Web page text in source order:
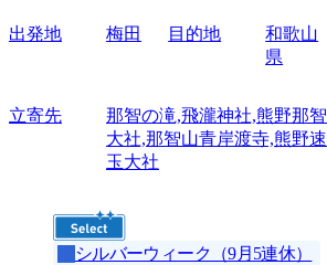
出発地 梅田 目的地
和歌山
県
立寄先
那智の滝,飛瀧神社,熊野那智
大社,那智山青岸渡寺,熊野速
玉大社
シルバーウィーク（9月5連休）